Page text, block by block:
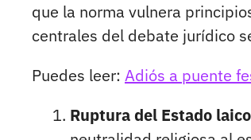
que la norma vulnera
centrales del debate jurídico
Puedes leer: Adiós a puente
Ruptura del Estado